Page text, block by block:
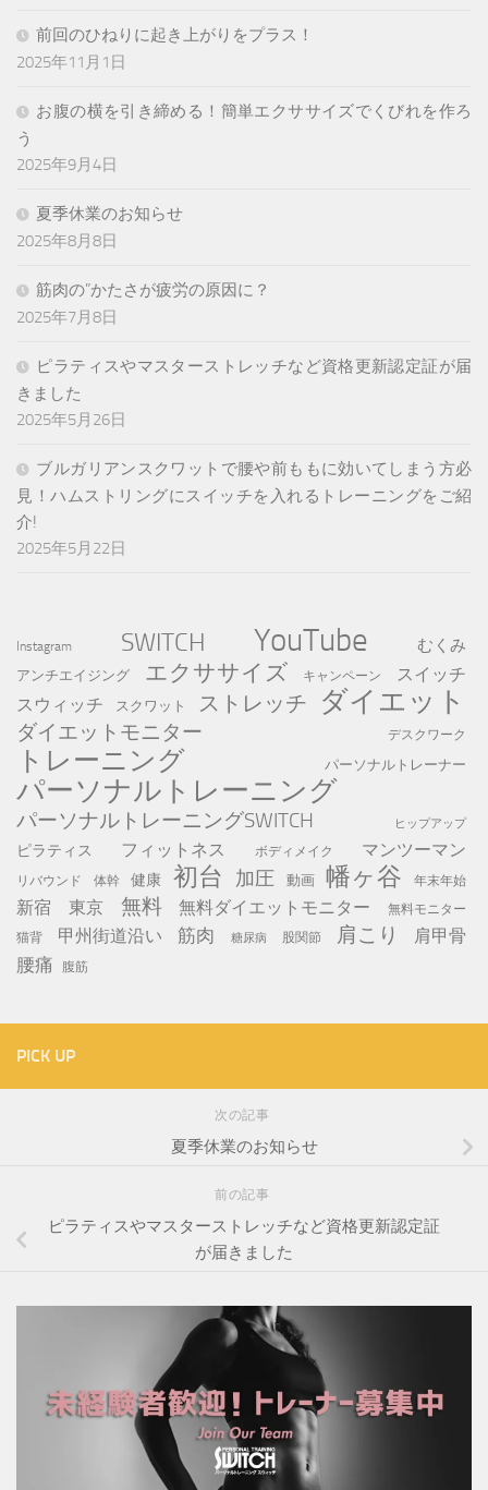
前回のひねりに起き上がりをプラス！
2025年11月1日
お腹の横を引き締める！簡単エクササイズでくびれを作ろ
う
2025年9月4日
夏季休業のお知らせ
2025年8月8日
筋肉の”かたさが疲労の原因に？
2025年7月8日
ピラティスやマスターストレッチなど資格更新認定証が届
きました
2025年5月26日
ブルガリアンスクワットで腰や前ももに効いてしまう方必
見！ハムストリングにスイッチを入れるトレーニングをご紹
介!
2025年5月22日
Instagram SWITCH YouTube むくみ
アンチエイジング エクササイズ キャンペーン
スイッチ
スウィッチ
スクワット ストレッチ ダイエット
ダイエットモニター デスクワーク
トレーニング パーソナルトレーナー
パーソナルトレーニング
パーソナルトレーニングSWITCH ヒップアップ
ピラティス フィットネス ボディメイク マンツーマン
リバウンド 体幹 健康 初台 加圧 動画 幡ヶ谷 年末年始
新宿 東京 無料 無料ダイエットモニター
無料モニター
猫背
甲州街道沿い 筋肉 糖尿病 股関節 肩こり 肩甲骨
腰痛 腹筋
PICK UP
次の記事
夏季休業のお知らせ
前の記事
ピラティスやマスターストレッチなど資格更新認定証
が届きました